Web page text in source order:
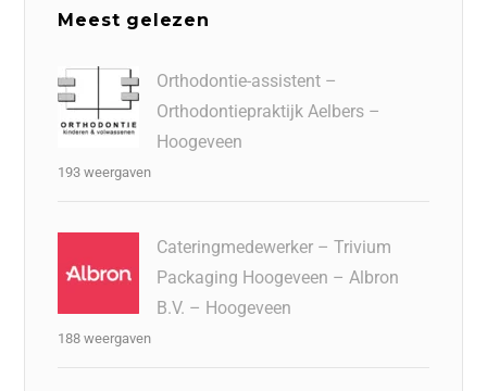
Meest gelezen
Orthodontie-assistent –
Orthodontiepraktijk Aelbers –
Hoogeveen
193 weergaven
Cateringmedewerker – Trivium
Packaging Hoogeveen – Albron
B.V. – Hoogeveen
188 weergaven